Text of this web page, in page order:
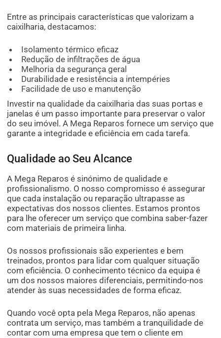
Entre as principais características que valorizam a
caixilharia, destacamos:
Isolamento térmico eficaz
Redução de infiltrações de água
Melhoria da segurança geral
Durabilidade e resistência a intempéries
Facilidade de uso e manutenção
Investir na qualidade da caixilharia das suas portas e
janelas é um passo importante para preservar o valor
do seu imóvel. A Mega Reparos fornece um serviço que
garante a integridade e eficiência em cada tarefa.
Qualidade ao Seu Alcance
A Mega Reparos é sinónimo de qualidade e
profissionalismo. O nosso compromisso é assegurar
que cada instalação ou reparação ultrapasse as
expectativas dos nossos clientes. Estamos prontos
para lhe oferecer um serviço que combina saber-fazer
com materiais de primeira linha.
Os nossos profissionais são experientes e bem
treinados, prontos para lidar com qualquer situação
com eficiência. O conhecimento técnico da equipa é
um dos nossos maiores diferenciais, permitindo-nos
atender às suas necessidades de forma eficaz.
Quando você opta pela Mega Reparos, não apenas
contrata um serviço, mas também a tranquilidade de
contar com uma empresa que tem o cliente em